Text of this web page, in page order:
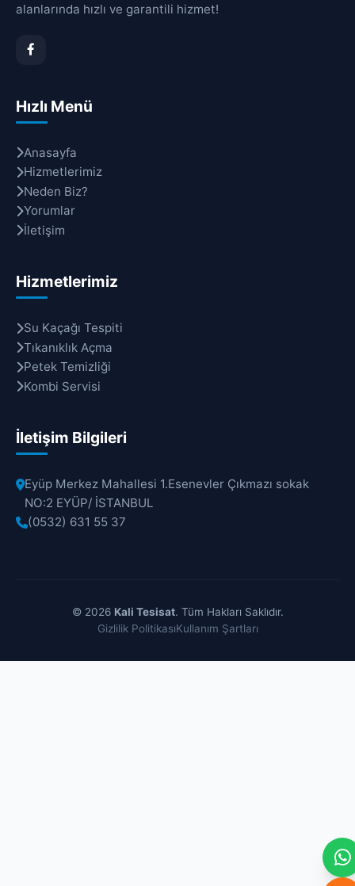
alanlarında hızlı ve garantili hizmet!
Hızlı Menü
Anasayfa
Hizmetlerimiz
Neden Biz?
Yorumlar
İletişim
Hizmetlerimiz
Su Kaçağı Tespiti
Tıkanıklık Açma
Petek Temizliği
Kombi Servisi
İletişim Bilgileri
Eyüp Merkez Mahallesi 1.Esenevler Çıkmazı sokak
NO:2 EYÜP/ İSTANBUL
(0532) 631 55 37
© 2026 Kali Tesisat. Tüm Hakları Saklıdır.
Gizlilik PolitikasıKullanım Şartları